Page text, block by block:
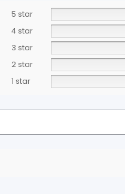
5 star
4 star
3 star
2 star
1 star